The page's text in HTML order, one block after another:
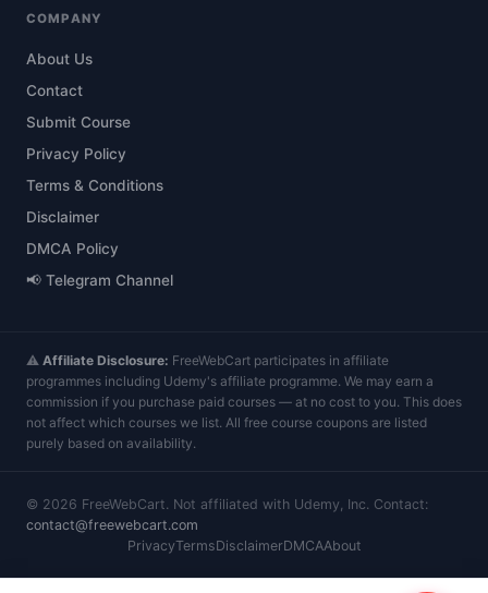
COMPANY
About Us
Contact
Submit Course
Privacy Policy
Terms & Conditions
Disclaimer
DMCA Policy
📢 Telegram Channel
⚠️ Affiliate Disclosure: FreeWebCart participates in affiliate
programmes including Udemy's affiliate programme. We may earn a
commission if you purchase paid courses — at no cost to you. This does
not affect which courses we list. All free course coupons are listed
purely based on availability.
© 2026 FreeWebCart. Not affiliated with Udemy, Inc. Contact:
contact@freewebcart.com
PrivacyTermsDisclaimerDMCAAbout